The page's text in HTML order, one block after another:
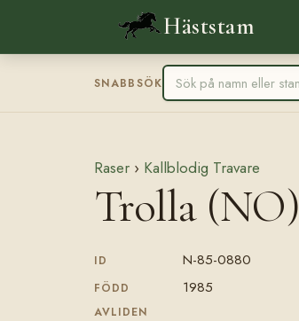
Häststam
SNABBSÖK
Raser › Kallblodig Travare
Trolla (NO)
ID N-85-0880
FÖDD 1985
AVLIDEN